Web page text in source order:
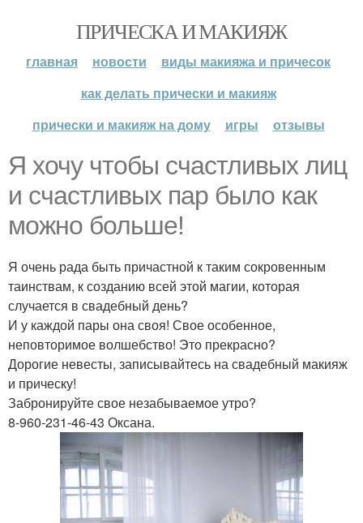
ПРИЧЕСКА И МАКИЯЖ
главная новости
виды макияжа и причесок
как делать прически и макияж
прически и макияж на дому
игры отзывы
Я хочу чтобы счастливых лиц
и счастливых пар было как
можно больше!
Я очень рада быть причастной к таким сокровенным
таинствам, к созданию всей этой магии, которая
случается в свадебный день?
И у каждой пары она своя! Свое особенное,
неповторимое волшебство! Это прекрасно?
Дорогие невесты, записывайтесь на свадебный макияж
и прическу!
Забронируйте свое незабываемое утро?
8-960-231-46-43 Оксана.